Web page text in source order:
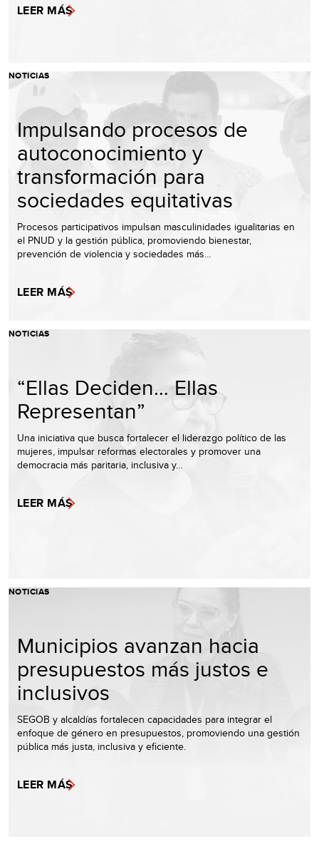
LEER MÁS
NOTICIAS
Impulsando procesos de
autoconocimiento y
transformación para
sociedades equitativas
Procesos participativos impulsan masculinidades igualitarias en
el PNUD y la gestión pública, promoviendo bienestar,
prevención de violencia y sociedades más…
LEER MÁS
NOTICIAS
“Ellas Deciden… Ellas
Representan”
Una iniciativa que busca fortalecer el liderazgo político de las
mujeres, impulsar reformas electorales y promover una
democracia más paritaria, inclusiva y…
LEER MÁS
NOTICIAS
Municipios avanzan hacia
presupuestos más justos e
inclusivos
SEGOB y alcaldías fortalecen capacidades para integrar el
enfoque de género en presupuestos, promoviendo una gestión
pública más justa, inclusiva y eficiente.
LEER MÁS